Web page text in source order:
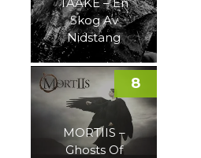
Skog Av
Nidstang
MORTIIS –
Ghosts Of
8